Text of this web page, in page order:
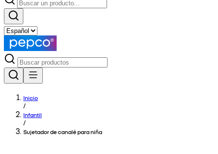
Inicio
/
Infantil
/
Sujetador de canalé para niña